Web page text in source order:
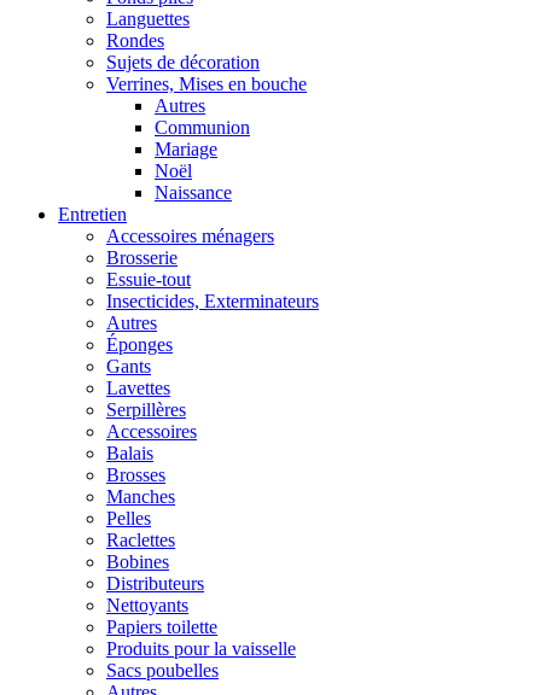
Languettes
Rondes
Sujets de décoration
Verrines, Mises en bouche
Autres
Communion
Mariage
Noël
Naissance
Entretien
Accessoires ménagers
Brosserie
Essuie-tout
Insecticides, Exterminateurs
Autres
Éponges
Gants
Lavettes
Serpillères
Accessoires
Balais
Brosses
Manches
Pelles
Raclettes
Bobines
Distributeurs
Nettoyants
Papiers toilette
Produits pour la vaisselle
Sacs poubelles